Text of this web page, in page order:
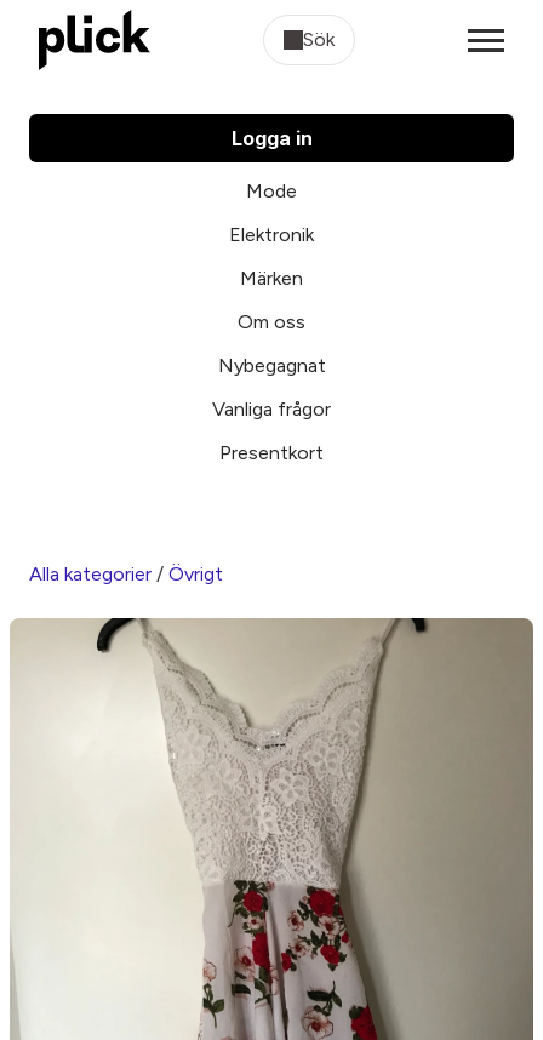
Sök
Logga in
Mode
Elektronik
Märken
Om oss
Nybegagnat
Vanliga frågor
Presentkort
Alla kategorier / Övrigt